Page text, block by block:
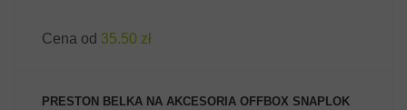
Cena od 35.50 zł
PRESTON BELKA NA AKCESORIA OFFBOX SNAPLOK